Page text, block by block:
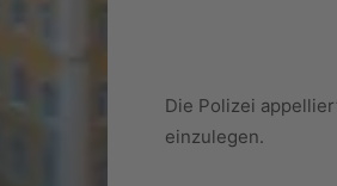
Die Polizei
einzulegen.